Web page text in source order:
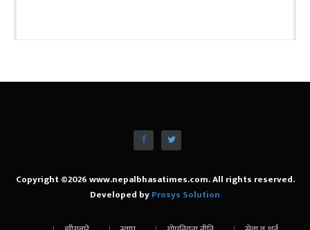
Copyright ©2026 www.nepalbhasatimes.com. All rights reserved.
Developed byProsys Solution